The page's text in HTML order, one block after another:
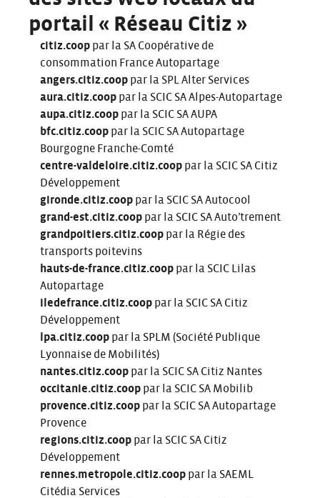
portail « Réseau Citiz »
citiz.coop par la SA Coopérative de
consommation France Autopartage
angers.citiz.coop par la SPL Alter Services
aura.citiz.coop par la SCIC SA Alpes-Autopartage
aupa.citiz.coop par la SCIC SA AUPA
bfc.citiz.coop par la SCIC SA Autopartage
Bourgogne Franche-Comté
centre-valdeloire.citiz.coop par la SCIC SA Citiz
Développement
gironde.citiz.coop par la SCIC SA Autocool
grand-est.citiz.coop par la SCIC SA Auto’trement
grandpoitiers.citiz.coop par la Régie des
transports poitevins
hauts-de-france.citiz.coop par la SCIC Lilas
Autopartage
iledefrance.citiz.coop par la SCIC SA Citiz
Développement
lpa.citiz.coop par la SPLM (Société Publique
Lyonnaise de Mobilités)
nantes.citiz.coop par la SCIC SA Citiz Nantes
occitanie.citiz.coop par la SCIC SA Mobilib
provence.citiz.coop par la SCIC SA Autopartage
Provence
regions.citiz.coop par la SCIC SA Citiz
Développement
rennes.metropole.citiz.coop par la SAEML
Citédia Services